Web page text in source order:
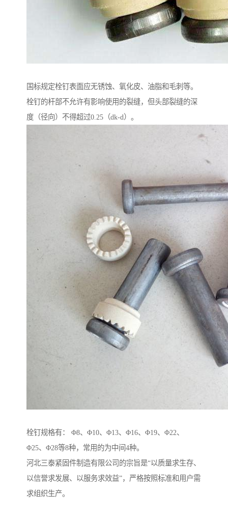
国标规定栓钉表面应无锈蚀、氧化皮、油脂和毛刺等。
栓钉的杆部不允许有影响使用的裂缝，但头部裂缝的深
度（径向）不得超过0.25（dk-d）。
栓钉规格有： Φ8、Φ10、Φ13、Φ16、Φ19、Φ22、
Φ25、Φ28等8种，常用的为中间4种。
河北三泰紧固件制造有限公司的宗旨是“以质量求生存、
以信誉求发展、以服务求效益”，严格按照标准和用户需
求组织生产。